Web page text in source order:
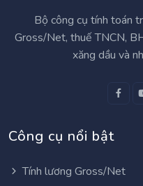
Bộ công cụ tính toán
Gross/Net, thuế TNCN,
xăng dầu và
Công cụ nổi bật
Tính lương Gross/Net